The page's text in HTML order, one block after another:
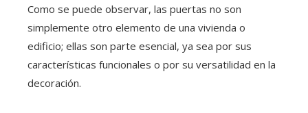
Como se puede observar, las puertas no son
simplemente otro elemento de una vivienda o
edificio; ellas son parte esencial, ya sea por sus
características funcionales o por su versatilidad en la
decoración.